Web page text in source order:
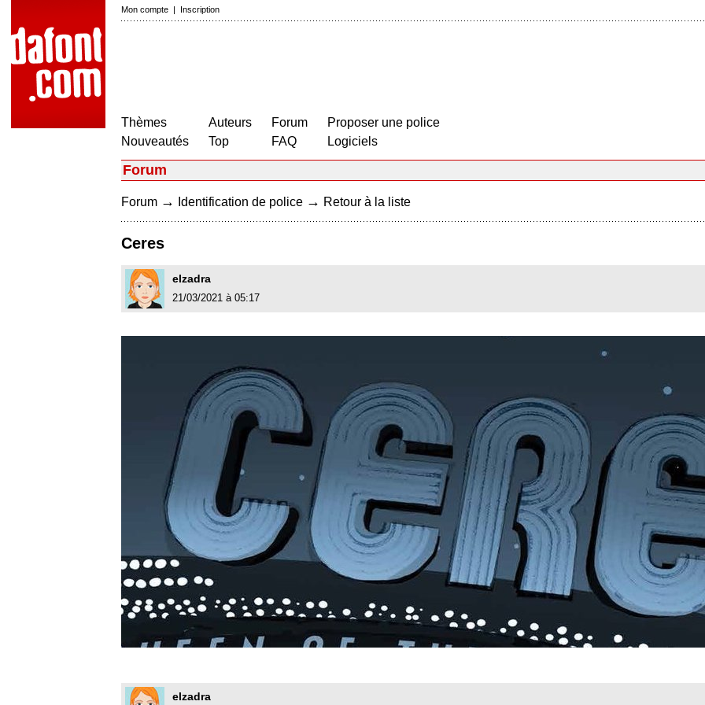
Mon compte | Inscription
Thèmes
Nouveautés
Auteurs
Top
Forum
FAQ
Proposer une police
Logiciels
Forum
Forum → Identification de police → Retour à la liste
Ceres
elzadra
21/03/2021 à 05:17
elzadra